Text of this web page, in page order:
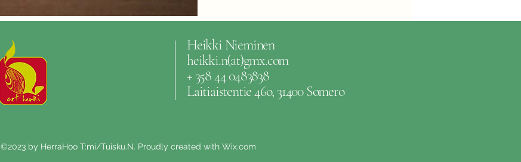
Heikki Nieminen
heikki.n(at)gmx.com
+ 358 44 0483838
Laitiaistentie 46o, 31400 Somero
©2023 by HerraHoo T:mi/Tuisku.N. Proudly created with Wix.com